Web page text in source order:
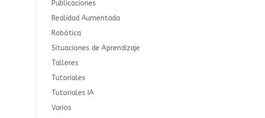
Publicaciones
Realidad Aumentada
Robótica
Situaciones de Aprendizaje
Talleres
Tutoriales
Tutoriales IA
Varios